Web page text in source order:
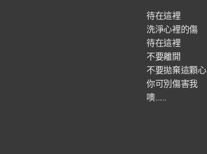
待在這裡
洗淨心裡的傷
待在這裡
不要離開
不要拋棄這顆心
你可別傷害我
噢……